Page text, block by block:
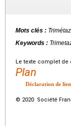
Mots clés :
Keywords :
Le texte complet de
Plan
Déclaration de
© 2020 Société